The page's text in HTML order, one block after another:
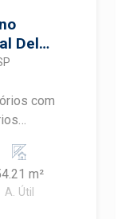
Del
e
e
m²
A. Útil